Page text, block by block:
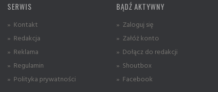
SERWIS
» Kontakt
» Redakcja
» Reklama
» Regulamin
» Polityka prywatności
BĄDŹ AKTYWNY
» Zaloguj się
» Załóż konto
» Dołącz do redakcji
» Shoutbox
» Facebook